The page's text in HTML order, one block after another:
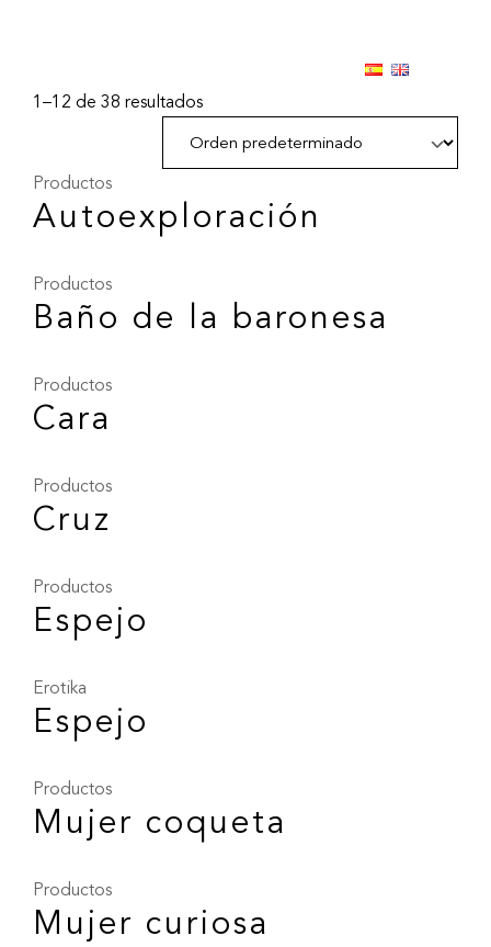
1–12 de 38 resultados
Productos
Autoexploración
Productos
Baño de la baronesa
Productos
Cara
Productos
Cruz
Productos
Espejo
Erotika
Espejo
Productos
Mujer coqueta
Productos
Mujer curiosa